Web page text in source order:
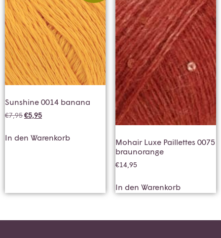
Sunshine 0014 banana
€7,95€5,95
In den Warenkorb
Mohair Luxe Paillettes 0075
braunorange
€14,95
In den Warenkorb